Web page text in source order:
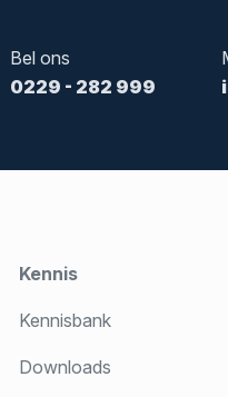
Bel ons
0229 - 282 999
Kennis
Kennisbank
Downloads